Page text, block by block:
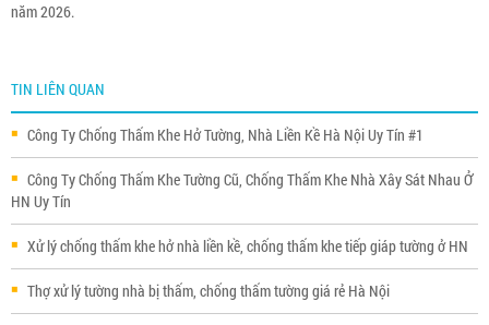
năm 2026.
TIN LIÊN QUAN
Công Ty Chống Thấm Khe Hở Tường, Nhà Liền Kề Hà Nội Uy Tín #1
Công Ty Chống Thấm Khe Tường Cũ, Chống Thấm Khe Nhà Xây Sát Nhau Ở
HN Uy Tín
Xử lý chống thấm khe hở nhà liền kề, chống thấm khe tiếp giáp tường ở HN
Thợ xử lý tường nhà bị thấm, chống thấm tường giá rẻ Hà Nội